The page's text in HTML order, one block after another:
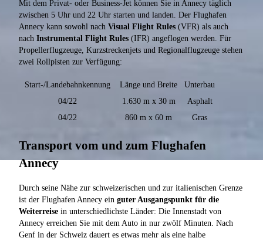
Mit dem Privat- oder Business-Jet können Sie in Annecy täglich
zwischen 5 Uhr und 22 Uhr starten und landen. Der Flughafen
Annecy kann sowohl nach Visual Flight Rules (VFR) als auch
nach Instrumental Flight Rules (IFR) angeflogen werden. Für
Propellerflugzeuge, Kurzstreckenjets und Regionalflugzeuge stehen
zwei Rollpisten zur Verfügung:
Start-/Landebahnkennung Länge und Breite
Unterbau
04/22
1.630 m x 30 m
Asphalt
04/22
860 m x 60 m Gras
Transport vom und zum Flughafen
Annecy
Durch seine Nähe zur schweizerischen und zur italienischen Grenze
ist der Flughafen Annecy ein guter Ausgangspunkt für die
Weiterreise in unterschiedlichste Länder: Die Innenstadt von
Annecy erreichen Sie mit dem Auto in nur zwölf Minuten. Nach
Genf in der Schweiz dauert es etwas mehr als eine halbe